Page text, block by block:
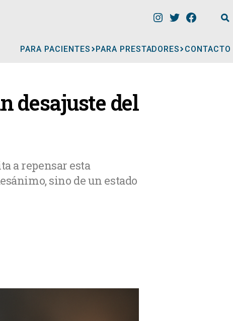
PARA PACIENTES
MÉDICOS
PARA PRESTADORES CONTACTO
desajuste del
a repensar esta
sino de un estado